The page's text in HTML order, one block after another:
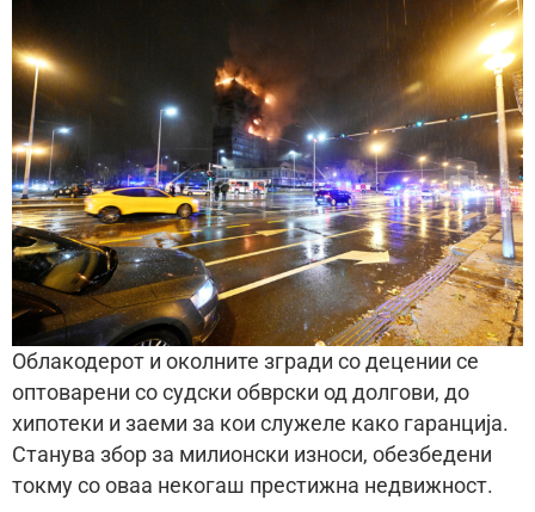
Облакодерот и околните згради со децении се
оптоварени со судски обврски од долгови, до
хипотеки и заеми за кои служеле како гаранција.
Станува збор за милионски износи, обезбедени
токму со оваа некогаш престижна недвижност.